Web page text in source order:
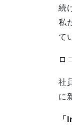
続
私
て
ロ
社
に